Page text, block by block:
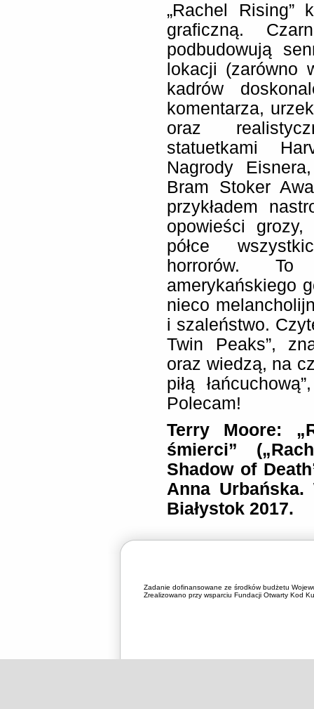
„Rachel Rising”
graficzną.
podbudowują
lokacji (zarówno
kadrów
komentarza,
oraz
statuetkami
Nagrody
Bram Stoker
przykładem
opowieści
półce
horrorów.
amerykańskiego
nieco
i szaleństwo.
Twin Peaks”,
oraz wiedzą, na
piłą
Polecam!
Terry Moore:
śmierci”
Shadow of
Anna Urbańska.
Białystok 2017.
Zadanie dofinansowane ze środków budżetu
Zrealizowano przy wsparciu Fundacji Otwarty Kod